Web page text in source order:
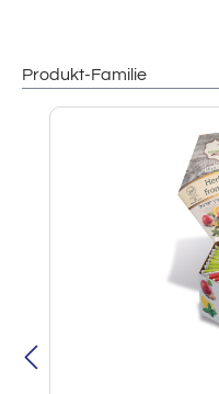
Produkt-Familie
Produktgalerie überspringen